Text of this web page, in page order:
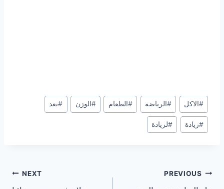
Post
Tags:
#الاكل #الرياضة #الطعام #الوزن #بعد
#زيادة #لزيادة
تصفّح
PREVIOUS
NEXT